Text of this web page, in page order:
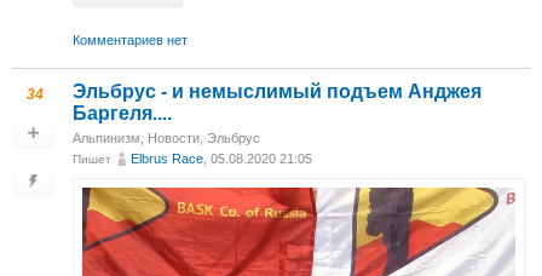
Комментариев нет
34
Эльбрус - и немыслимый подъем Анджея
Баргеля....
Альпинизм Новости Эльбрус
Пишет Elbrus Race , 05.08.2020 21:05